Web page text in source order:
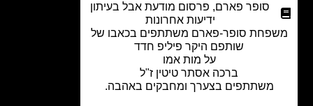
סופר פארם,פרסום מודעת אבל בעיתון
ידיעות אחרונות
סופר-פארם משתתפים בכאבו של
שותפם היקר פיליפ חדד
על מות אמו
ברכה אסתר טיטין ז"ל
משתתפים בצערך ומחבקים באהבה.